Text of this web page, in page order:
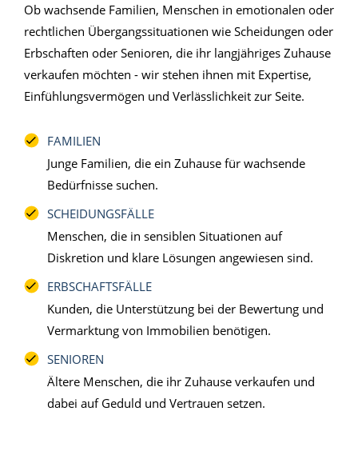
Ob wachsende Familien, Menschen in emotionalen oder
rechtlichen Übergangssituationen wie Scheidungen oder
Erbschaften oder Senioren, die ihr langjähriges Zuhause
verkaufen möchten - wir stehen ihnen mit Expertise,
Einfühlungsvermögen und Verlässlichkeit zur Seite.
FAMILIEN
Junge Familien, die ein Zuhause für wachsende
Bedürfnisse suchen.
SCHEIDUNGSFÄLLE
Menschen, die in sensiblen Situationen auf
Diskretion und klare Lösungen angewiesen sind.
ERBSCHAFTSFÄLLE
Kunden, die Unterstützung bei der Bewertung und
Vermarktung von Immobilien benötigen.
SENIOREN
Ältere Menschen, die ihr Zuhause verkaufen und
dabei auf Geduld und Vertrauen setzen.